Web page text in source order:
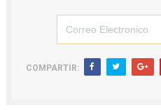
COMPARTIR: